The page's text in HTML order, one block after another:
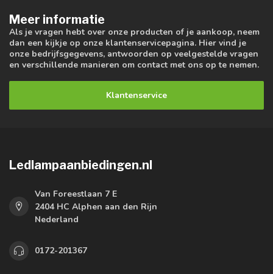
Meer informatie
Als je vragen hebt over onze producten of je aankoop, neem
dan een kijkje op onze klantenservicepagina. Hier vind je
onze bedrijfsgegevens, antwoorden op veelgestelde vragen
en verschillende manieren om contact met ons op te nemen.
Klantenservice
Ledlampaanbiedingen.nl
Van Foreestlaan 7 E
2404 HC Alphen aan den Rijn
Nederland
0172-201367